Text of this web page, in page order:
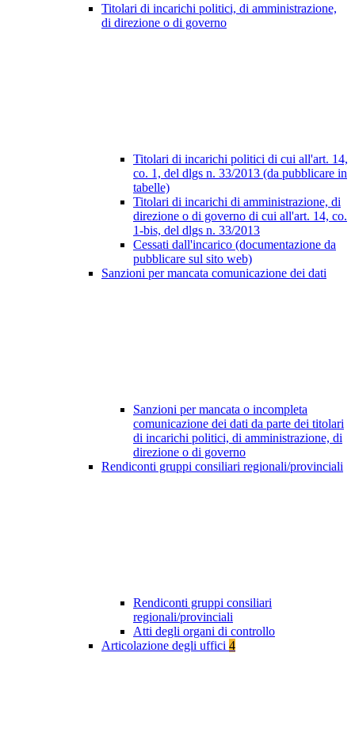
Titolari di incarichi politici, di amministrazione,
di direzione o di governo
Titolari di incarichi politici di cui all'art. 14,
co. 1, del dlgs n. 33/2013 (da pubblicare in
tabelle)
Titolari di incarichi di amministrazione, di
direzione o di governo di cui all'art. 14, co.
1-bis, del dlgs n. 33/2013
Cessati dall'incarico (documentazione da
pubblicare sul sito web)
Sanzioni per mancata comunicazione dei dati
Sanzioni per mancata o incompleta
comunicazione dei dati da parte dei titolari
di incarichi politici, di amministrazione, di
direzione o di governo
Rendiconti gruppi consiliari regionali/provinciali
Rendiconti gruppi consiliari
regionali/provinciali
Atti degli organi di controllo
Articolazione degli uffici 4